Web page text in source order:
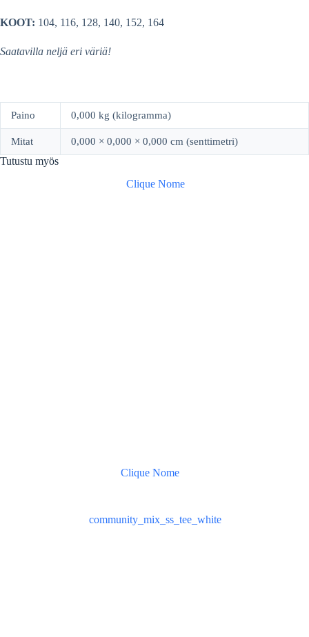
KOOT: 104, 116, 128, 140, 152, 164
Saatavilla neljä eri väriä!
Paino 0,000 kg (kilogramma)
Mitat 0,000 × 0,000 × 0,000 cm (senttimetri)
Tutustu myös
Clique Nome